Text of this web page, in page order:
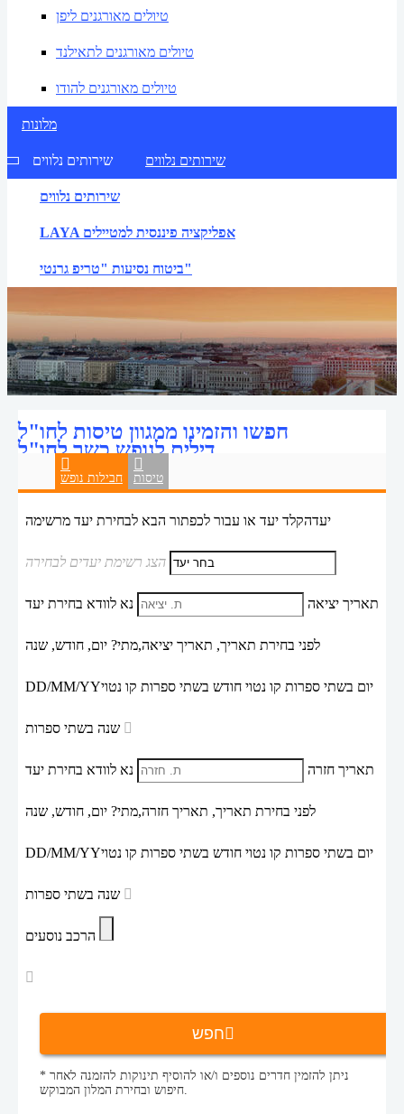
טיולים מאורגנים ליפן
טיולים מאורגנים לתאילנד
טיולים מאורגנים להודו
מלונות
שירותים נלווים שירותים נלווים
שירותים נלווים
LAYA אפליקציה פיננסית למטיילים
ביטוח נסיעות "טריפ גרנטי"
חבילות נופש טיסות
דילים לנופש כשר לחו"ל
יעדהקלד יעד או עבור לכפתור הבא לבחירת יעד מרשימה
הצג רשימת יעדים לבחירה
תאריך יציאה נא לוודא בחירת יעד
לפני בחירת תאריך, תאריך יציאה,מתי? יום, חודש, שנה
DD/MM/YYיום בשתי ספרות קו נטוי חודש בשתי ספרות קו נטוי
תאריך חזרה נא לוודא בחירת יעד
לפני בחירת תאריך, תאריך חזרה,מתי? יום, חודש, שנה
DD/MM/YYיום בשתי ספרות קו נטוי חודש בשתי ספרות קו נטוי
הרכב נוסעים
חפש
* ניתן להזמין חדרים נוספים ו/או להוסיף תינוקות להזמנה לאחר
חיפוש ובחירת המלון המבוקש.
חפשו והזמינו ממגוון טיסות לחו"ל